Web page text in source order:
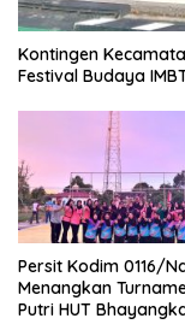
Kontingen
Festival Budaya
Persit Kodim 0116/
Menangkan
Putri HUT